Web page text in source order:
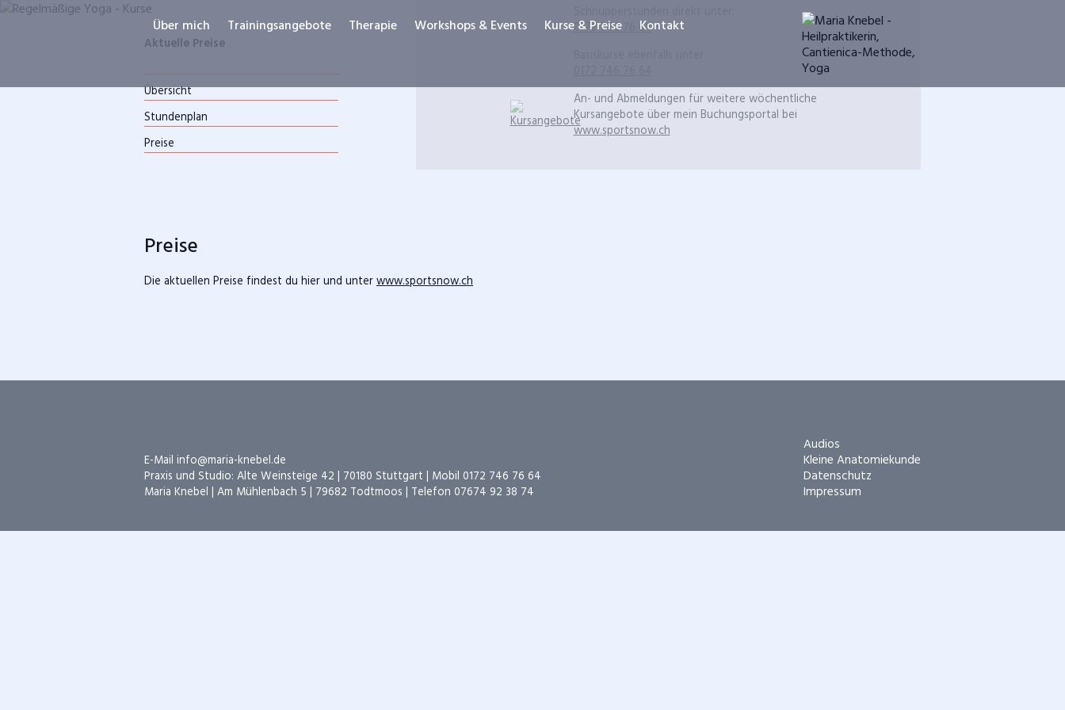
überspringen
Über mich Trainingsangebote Therapie Workshops & Events Kurse & Preise Kontakt
Aktuelle Preise
Übersicht
Stundenplan
Preise
0172 746 76 64
An- und Ab­meldungen für weitere wöchentliche
Kurs­angebote über mein Buchungs­portal bei
www.sportsnow.ch
Preise
Die aktuellen Preise findest du hier und unterwww.sportsnow.ch
E-Mail info@maria-knebel.de
Praxis und Studio: Alte Weinsteige 42 | 70180 Stuttgart | Mobil 0172 746 76 64
Maria Knebel | Am Mühlenbach 5 | 79682 Todtmoos | Telefon 07674 92 38 74
Navigation
überspringen
Audios
Kleine Anatomiekunde
Datenschutz
Impressum